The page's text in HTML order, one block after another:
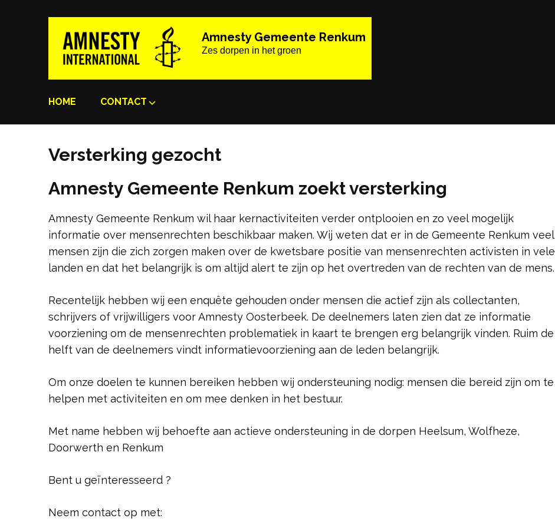
Amnesty Gemeente Renkum
Zes dorpen in het groen
HOME CONTACT
Versterking gezocht
Amnesty Gemeente Renkum zoekt versterking
Amnesty Gemeente Renkum wil haar kernactiviteiten verder ontplooien en zo veel mogelijk
informatie over mensenrechten beschikbaar maken. Wij weten dat er in de Gemeente Renkum veel
mensen zijn die zich zorgen maken over de kwetsbare positie van mensenrechten activisten in vele
landen en dat het belangrijk is om altijd alert te zijn op het overtreden van de rechten van de mens.
Recentelijk hebben wij een enquête gehouden onder mensen die actief zijn als collectanten,
schrijvers of vrijwilligers voor Amnesty Oosterbeek. De deelnemers laten zien dat ze informatie
voorziening om de mensenrechten problematiek in kaart te brengen erg belangrijk vinden. Ruim de
helft van de deelnemers vindt informatievoorziening aan de leden belangrijk.
Om onze doelen te kunnen bereiken hebben wij ondersteuning nodig: mensen die bereid zijn om te
helpen met activiteiten en om mee denken in het bestuur.
Met name hebben wij behoefte aan actieve ondersteuning in de dorpen Heelsum, Wolfheze,
Doorwerth en Renkum
Bent u geïnteresseerd ?
Neem contact op met: